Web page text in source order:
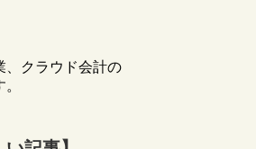
、クラウド会計の